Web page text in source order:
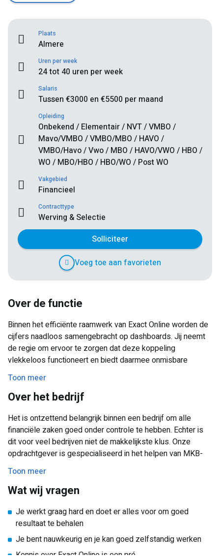
Plaats
Almere
Uren per week
24 tot 40 uren per week
Salaris
Tussen €3000 en €5500 per maand
Opleiding
Onbekend / Elementair / NVT / VMBO /
Mavo/VMBO / VMBO/MBO / HAVO /
VMBO/Havo / Vwo / MBO / HAVO/VWO / HBO /
WO / MBO/HBO / HBO/WO / Post WO
Vakgebied
Financieel
Contracttype
Werving & Selectie
Solliciteer
Voeg toe aan favorieten
Over de functie
Binnen het efficiënte raamwerk van Exact Online worden de
cijfers naadloos samengebracht op dashboards. Jij neemt
de regie om ervoor te zorgen dat deze koppeling
vlekkeloos functioneert en biedt daarmee onmisbare
ondersteuning aan onze gewaardeerde klanten. Je bent als
het ware hun financiële kompas, en je staat garant voor
helder inzicht en overzichtelijke rapportage.
In deze rol gaat jouw impact verder dan alleen het bijhouden
van de boeken. Je bent ook een waardevolle aanvulling op
het accountancy team. Jouw frisse perspectieven en
kritisch denken dragen bij aan de constante zoektocht naar
stellen en bij te dragen aan het herontwerpen van
processen voor optimale efficiëntie.
Toon meer
Over het bedrijf
Het is ontzettend belangrijk binnen een bedrijf om alle
financiële zaken goed onder controle te hebben. Echter is
dit voor veel bedrijven niet de makkelijkste klus. Onze
opdrachtgever is gespecialiseerd in het helpen van MKB-
organisaties met de financieel administratieve
verplichtingen die komen kijken binnen een bedrijf. Het
bijhouden van de administratie is noodzakelijk als
vallen nog winsten te behalen? Het kan erg complex zijn,
waardoor veel ondernemers kiezen om een accountant in te
schakelen. Onze opdrachtgever biedt verschillende
Toon meer
Wat wij vragen
Je werkt graag hard en doet er alles voor om goed
resultaat te behalen
Je bent nauwkeurig en je kan goed zelfstandig werken
Kennis over Exact Online is een pré